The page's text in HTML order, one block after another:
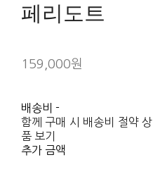
페리도트
159,000원
배송비-
함께 구매 시 배송비 절약 상
품 보기
추가 금액